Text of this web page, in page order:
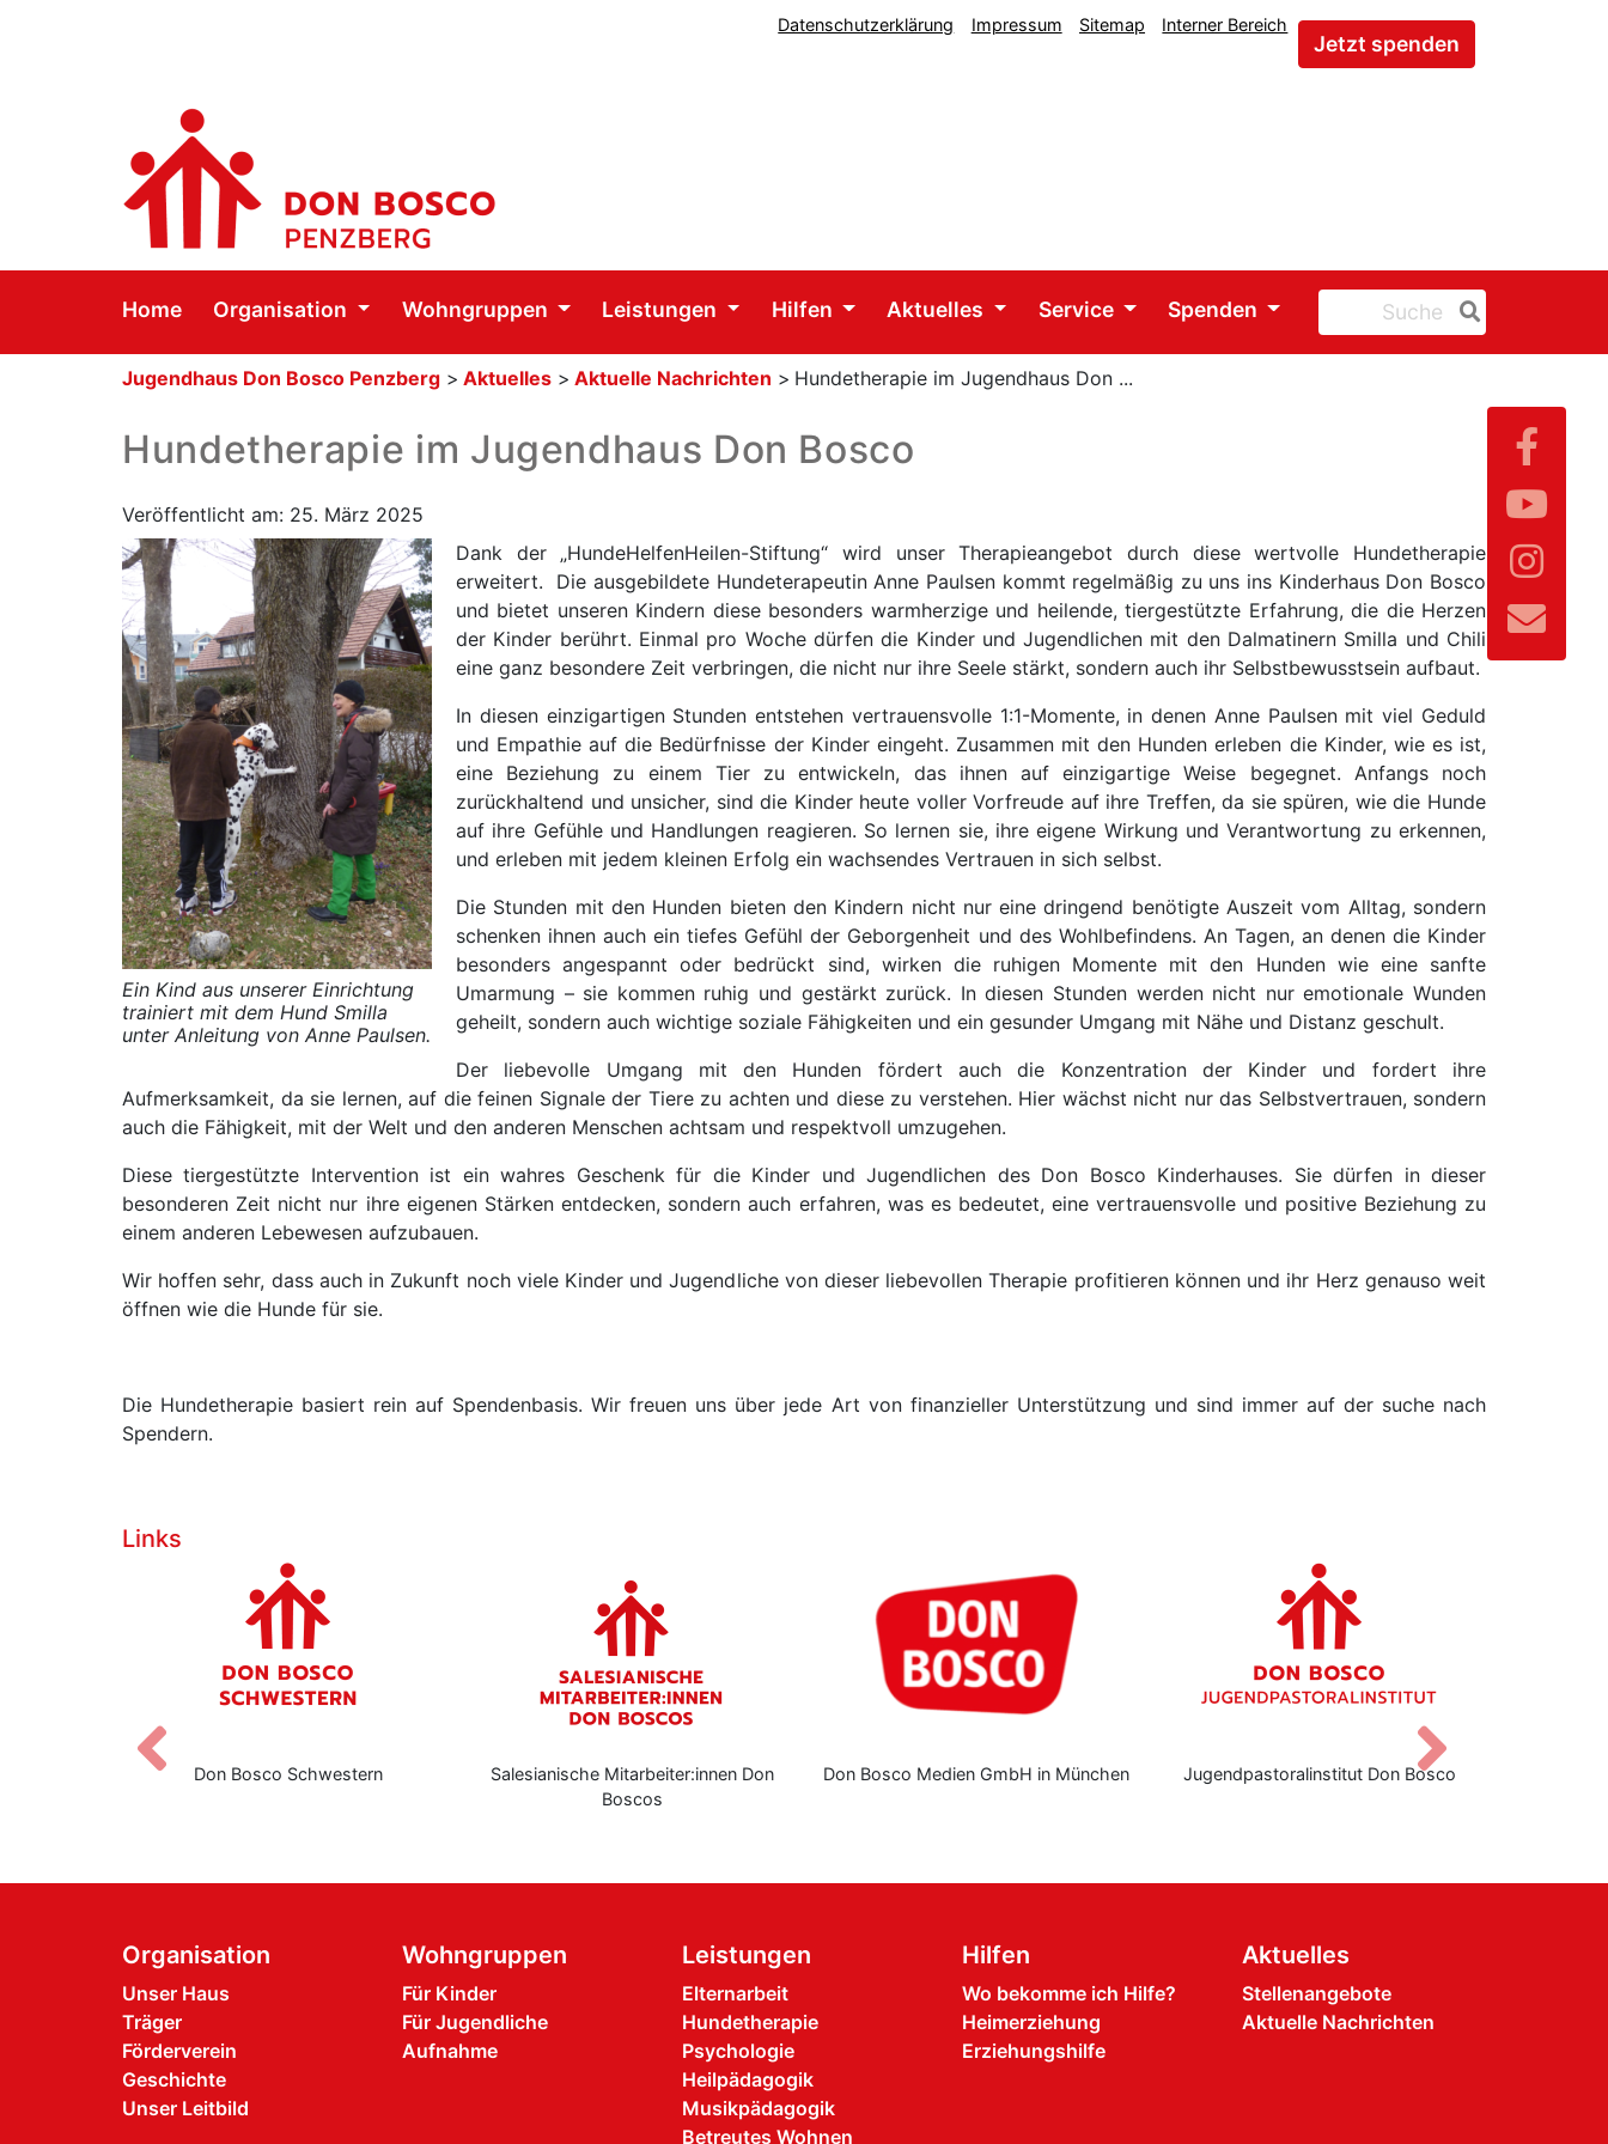
Datenschutzerklärung Impressum Sitemap Interner Bereich
Jetzt spenden
Home Organisation Wohngruppen Leistungen Hilfen Aktuelles Service Spenden
Jugendhaus Don Bosco Penzberg > Aktuelles > Aktuelle Nachrichten > Hundetherapie im Jugendhaus Don ...
Hundetherapie im Jugendhaus Don Bosco
Veröffentlicht am: 25. März 2025
Ein Kind aus unserer Einrichtung
trainiert mit dem Hund Smilla
unter Anleitung von Anne Paulsen.
Dank der „HundeHelfenHeilen-Stiftung“ wird unser Therapieangebot durch diese wertvolle Hundetherapie
erweitert. Die ausgebildete Hundeterapeutin Anne Paulsen kommt regelmäßig zu uns ins Kinderhaus Don Bosco
und bietet unseren Kindern diese besonders warmherzige und heilende, tiergestützte Erfahrung, die die Herzen
der Kinder berührt. Einmal pro Woche dürfen die Kinder und Jugendlichen mit den Dalmatinern Smilla und Chili
eine ganz besondere Zeit verbringen, die nicht nur ihre Seele stärkt, sondern auch ihr Selbstbewusstsein aufbaut.
In diesen einzigartigen Stunden entstehen vertrauensvolle 1:1-Momente, in denen Anne Paulsen mit viel Geduld
und Empathie auf die Bedürfnisse der Kinder eingeht. Zusammen mit den Hunden erleben die Kinder, wie es ist,
eine Beziehung zu einem Tier zu entwickeln, das ihnen auf einzigartige Weise begegnet. Anfangs noch
zurückhaltend und unsicher, sind die Kinder heute voller Vorfreude auf ihre Treffen, da sie spüren, wie die Hunde
auf ihre Gefühle und Handlungen reagieren. So lernen sie, ihre eigene Wirkung und Verantwortung zu erkennen,
und erleben mit jedem kleinen Erfolg ein wachsendes Vertrauen in sich selbst.
Die Stunden mit den Hunden bieten den Kindern nicht nur eine dringend benötigte Auszeit vom Alltag, sondern
schenken ihnen auch ein tiefes Gefühl der Geborgenheit und des Wohlbefindens. An Tagen, an denen die Kinder
besonders angespannt oder bedrückt sind, wirken die ruhigen Momente mit den Hunden wie eine sanfte
Umarmung – sie kommen ruhig und gestärkt zurück. In diesen Stunden werden nicht nur emotionale Wunden
geheilt, sondern auch wichtige soziale Fähigkeiten und ein gesunder Umgang mit Nähe und Distanz geschult.
Der liebevolle Umgang mit den Hunden fördert auch die Konzentration der Kinder und fordert ihre
Aufmerksamkeit, da sie lernen, auf die feinen Signale der Tiere zu achten und diese zu verstehen. Hier wächst nicht nur das Selbstvertrauen, sondern
auch die Fähigkeit, mit der Welt und den anderen Menschen achtsam und respektvoll umzugehen.
Diese tiergestützte Intervention ist ein wahres Geschenk für die Kinder und Jugendlichen des Don Bosco Kinderhauses. Sie dürfen in dieser
besonderen Zeit nicht nur ihre eigenen Stärken entdecken, sondern auch erfahren, was es bedeutet, eine vertrauensvolle und positive Beziehung zu
einem anderen Lebewesen aufzubauen.
Wir hoffen sehr, dass auch in Zukunft noch viele Kinder und Jugendliche von dieser liebevollen Therapie profitieren können und ihr Herz genauso weit
öffnen wie die Hunde für sie.
Die Hundetherapie basiert rein auf Spendenbasis. Wir freuen uns über jede Art von finanzieller Unterstützung und sind immer auf der suche nach
Spendern.
Links
Don Bosco Schwestern
Salesianische Mitarbeiter:innen Don
Boscos
Don Bosco Medien GmbH in München Jugendpastoralinstitut Don Bosco
Zurück Vor
Organisation
Unser Haus
Träger
Förderverein
Geschichte
Unser Leitbild
Wohngruppen
Für Kinder
Für Jugendliche
Aufnahme
Leistungen
Elternarbeit
Hundetherapie
Psychologie
Heilpädagogik
Musikpädagogik
Betreutes Wohnen
Hilfen
Wo bekomme ich Hilfe?
Heimerziehung
Erziehungshilfe
Aktuelles
Stellenangebote
Aktuelle Nachrichten